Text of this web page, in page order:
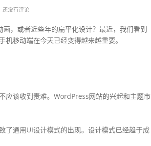
还没有评论
，或者近些年的扁平化设计？最近，我们看到
移动端在今天已经变得越来越重要。
应该收到责难。WordPress网站的兴起和主题市
了通用UI设计模式的出现。设计模式已经趋于成